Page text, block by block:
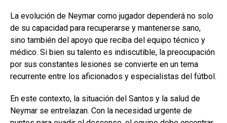
La evolución de Neymar como jugador dependerá no solo
de su capacidad para recuperarse y mantenerse sano,
sino también del apoyo que reciba del equipo técnico y
médico. Si bien su talento es indiscutible, la preocupación
por sus constantes lesiones se convierte en un tema
recurrente entre los aficionados y especialistas del fútbol.
En este contexto, la situación del Santos y la salud de
Neymar se entrelazan. Con la necesidad urgente de